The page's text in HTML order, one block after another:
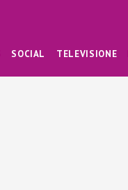
SOCIAL TELEVISIONE